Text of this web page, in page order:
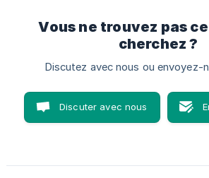
Vous ne trouvez pas
cherchez ?
Discutez avec nous ou envoyez-
Discuter avec nous